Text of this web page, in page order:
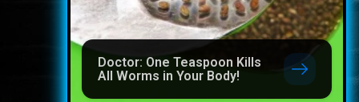
Doctor: One Teaspoon Kills
All Worms in Your Body!